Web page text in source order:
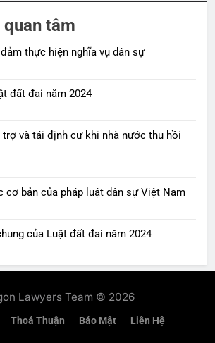
quan tâm
thực hiện nghĩa vụ dân sự
đất đai năm 2024
trợ và tái định cư khi nhà nước thu hồi
cơ bản của pháp luật dân sự Việt Nam
của Luật đất đai năm 2024
Lawyers Team © 2026
Thoả Thuận Bảo Mật Liên Hệ